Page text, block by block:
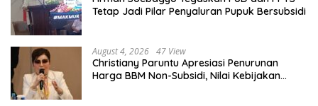
Tetap Jadi Pilar Penyaluran Pupuk Bersubsidi
August 4, 2026 47 View
Christiany Paruntu Apresiasi Penurunan
Harga BBM Non-Subsidi, Nilai Kebijakan